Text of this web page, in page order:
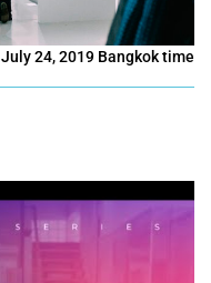
July 24, 2019 Bangkok time